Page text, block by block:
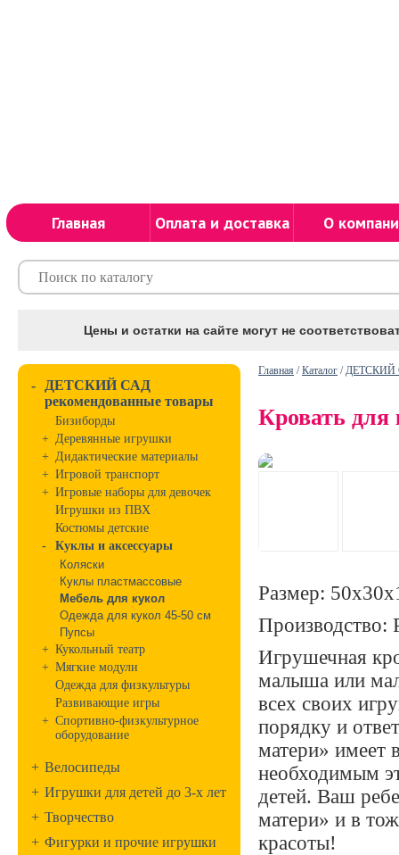
Главная Оплата и доставка О
Цены и остатки на сайте могут не
-
ДЕТСКИЙ САД
рекомендованные товары
Бизиборды
+ Деревянные игрушки
+ Дидактические материалы
+ Игровой транспорт
+ Игровые наборы для девочек
Игрушки из ПВХ
Костюмы детские
-
Куклы и аксессуары
Коляски
Куклы пластмассовые
Мебель для кукол
Одежда для кукол 45-50 см
Пупсы
+ Кукольный театр
+ Мягкие модули
Одежда для физкультуры
Развивающие игры
+ Спортивно-физкультурное
оборудование
+ Велосипеды
+ Игрушки для детей до 3-х лет
+ Творчество
+ Фигурки и прочие игрушки
Главная /Каталог /ДЕТСКИЙ
Кровать для
Размер:
Производство:
Игрушечная
малыша или
всех своих
порядку и
матери» имеет
необходимым
детей. Ваш
матери» и в
красоты! ​